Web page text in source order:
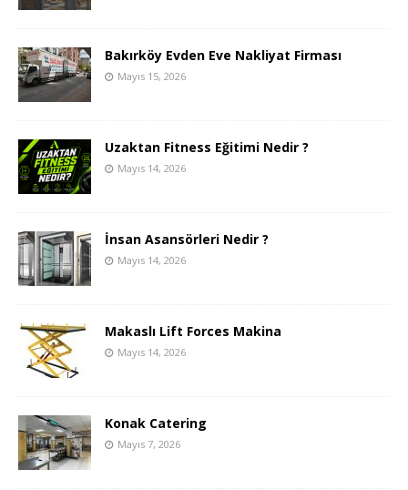
Bakırköy Evden Eve Nakliyat Firması
Mayıs 15, 2026
Uzaktan Fitness Eğitimi Nedir ?
Mayıs 14, 2026
İnsan Asansörleri Nedir ?
Mayıs 14, 2026
Makaslı Lift Forces Makina
Mayıs 14, 2026
Konak Catering
Mayıs 7, 2026